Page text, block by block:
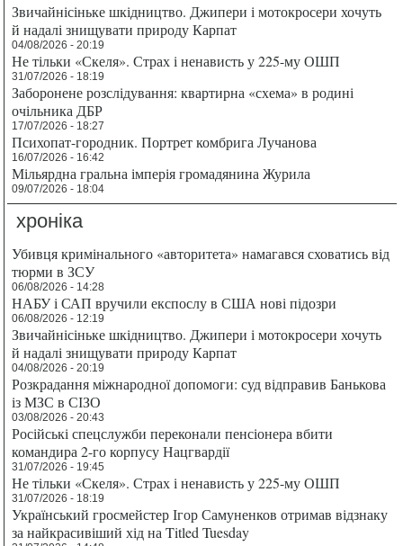
Звичайнісіньке шкідництво. Джипери і мотокросери хочуть
й надалі знищувати природу Карпат
04/08/2026 - 20:19
Не тільки «Скеля». Страх і ненависть у 225-му ОШП
31/07/2026 - 18:19
Заборонене розслідування: квартирна «схема» в родині
очільника ДБР
17/07/2026 - 18:27
Психопат-городник. Портрет комбрига Лучанова
16/07/2026 - 16:42
Мільярдна гральна імперія громадянина Журила
09/07/2026 - 18:04
хроніка
Убивця кримінального «авторитета» намагався сховатись від
тюрми в ЗСУ
06/08/2026 - 14:28
НАБУ і САП вручили експослу в США нові підозри
06/08/2026 - 12:19
Звичайнісіньке шкідництво. Джипери і мотокросери хочуть
й надалі знищувати природу Карпат
04/08/2026 - 20:19
Розкрадання міжнародної допомоги: суд відправив Банькова
із МЗС в СІЗО
03/08/2026 - 20:43
Російські спецслужби переконали пенсіонера вбити
командира 2-го корпусу Нацгвардії
31/07/2026 - 19:45
Не тільки «Скеля». Страх і ненависть у 225-му ОШП
31/07/2026 - 18:19
Український гросмейстер Ігор Самуненков отримав відзнаку
за найкрасивіший хід на Titled Tuesday